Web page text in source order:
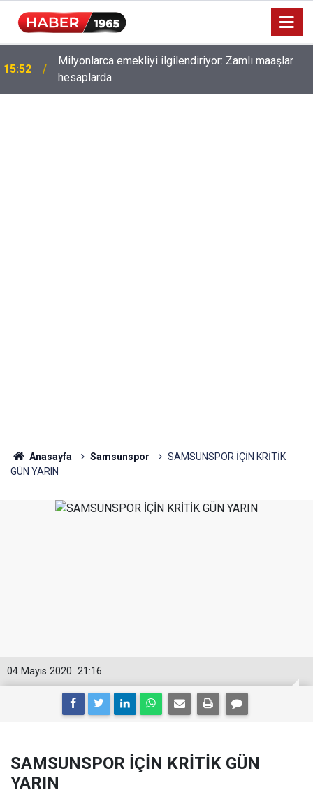
15:52
Milyonlarca emekliyi ilgilendiriyor: Zamlı maaşlar
hesaplarda
Anasayfa Samsunspor
SAMSUNSPOR İÇİN KRİTİK
GÜN YARIN
21:16
04 Mayıs 2020
SAMSUNSPOR İÇİN KRİTİK GÜN
YARIN